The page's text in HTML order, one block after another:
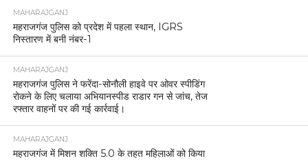
MAHARAJGANJ
महराजगंज पुलिस को प्रदेश में पहला स्थान, IGRS
निस्तारण में बनी नंबर-1
MAHARAJGANJ
महराजगंज पुलिस ने फरेंदा-सोनौली हाइवे पर ओवर स्पीडिंग
रोकने के लिए चलाया अभियानस्पीड राडार गन से जांच, तेज
रफ्तार वाहनों पर की गई कार्रवाई।
MAHARAJGANJ
महराजगंज में मिशन शक्ति 5.0 के तहत महिलाओं को किया